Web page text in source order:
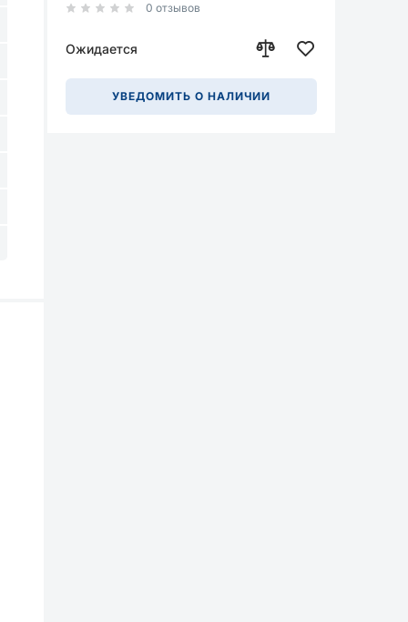
0 отзывов
Ожидается
УВЕДОМИТЬ О НАЛИЧИИ